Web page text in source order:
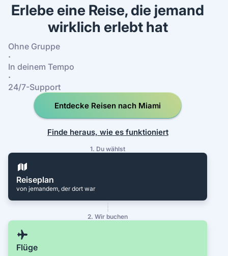
Erlebe eine Reise, die jemand
wirklich erlebt hat
Ohne Gruppe
·
In deinem Tempo
·
24/7-Support
Entdecke Reisen nach Miami
Finde heraus, wie es funktioniert
1. Du wählst
Reiseplan
von jemandem, der dort war
2. Wir buchen
Flüge